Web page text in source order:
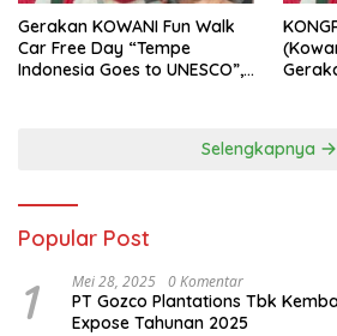
Gerakan KOWANI Fun Walk
Car Free Day “Tempe
Indonesia Goes to UNESCO”,
Selengkapnya
Popular Post
1 Mei 28, 2025 0 Komentar
PT Gozco Plantations Tbk
Expose Tahunan 2025